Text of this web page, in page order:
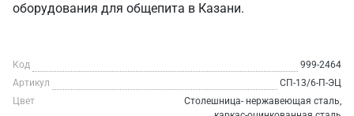
оборудования для общепита в Казани.
Код
999-2464
Артикул
СП-13/6-П-ЭЦ
Цвет
Столешница- нержавеющая сталь,